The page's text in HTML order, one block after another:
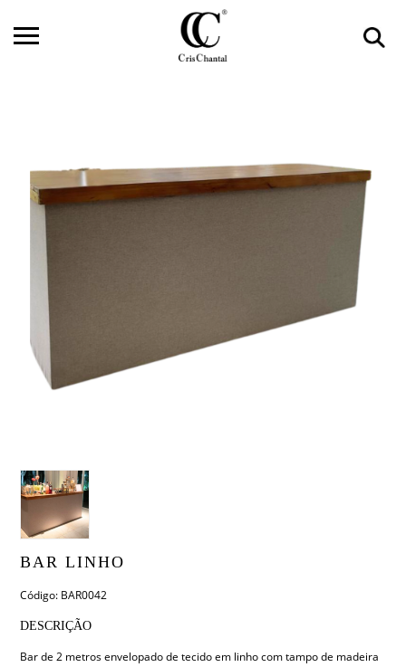
BAR LINHO
Código: BAR0042
DESCRIÇÃO
Bar de 2 metros envelopado de tecido em linho com tampo de madeira